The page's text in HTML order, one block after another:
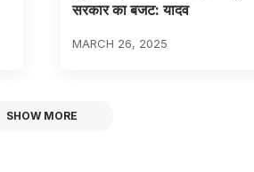
सरकार का बजट: यादव
MARCH 26, 2025
SHOW MORE